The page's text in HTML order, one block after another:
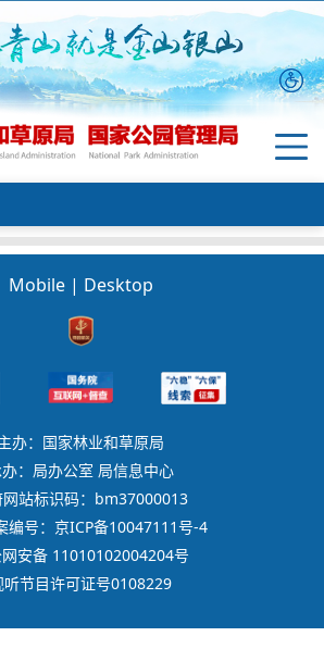
Mobile | Desktop
办：国家林业和草原局
：局办公室 局信息中心
网站标识码：bm37000013
编号：京ICP备10047111号-4
安备 11010102004204号
听节目许可证号0108229